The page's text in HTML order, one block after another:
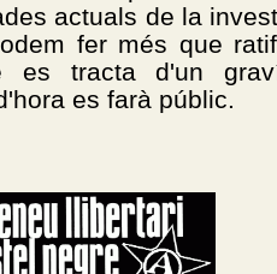
actuals de la
fer més que
es tracta d'un
es farà públic.